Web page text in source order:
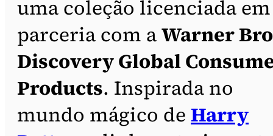
uma coleção licenciada em
parceria com aWarner
Discovery Global
Products. Inspirada no
mundo mágico de Harry